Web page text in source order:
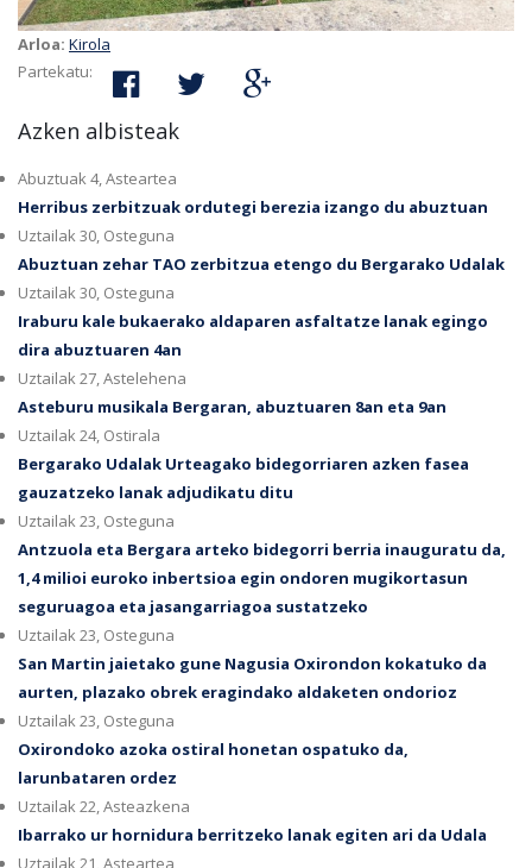
Arloa: Kirola
Partekatu:
Azken albisteak
Abuztuak 4, Asteartea
Herribus zerbitzuak ordutegi berezia izango du abuztuan
Uztailak 30, Osteguna
Abuztuan zehar TAO zerbitzua etengo du Bergarako Udalak
Uztailak 30, Osteguna
Iraburu kale bukaerako aldaparen asfaltatze lanak egingo
dira abuztuaren 4an
Uztailak 27, Astelehena
Asteburu musikala Bergaran, abuztuaren 8an eta 9an
Uztailak 24, Ostirala
Bergarako Udalak Urteagako bidegorriaren azken fasea
gauzatzeko lanak adjudikatu ditu
Uztailak 23, Osteguna
Antzuola eta Bergara arteko bidegorri berria inauguratu da,
1,4 milioi euroko inbertsioa egin ondoren mugikortasun
seguruagoa eta jasangarriagoa sustatzeko
Uztailak 23, Osteguna
San Martin jaietako gune Nagusia Oxirondon kokatuko da
aurten, plazako obrek eragindako aldaketen ondorioz
Uztailak 23, Osteguna
Oxirondoko azoka ostiral honetan ospatuko da,
larunbataren ordez
Uztailak 22, Asteazkena
Ibarrako ur hornidura berritzeko lanak egiten ari da Udala
Uztailak 21, Asteartea